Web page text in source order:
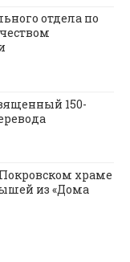
отдела по
150-
храме
из «Дома